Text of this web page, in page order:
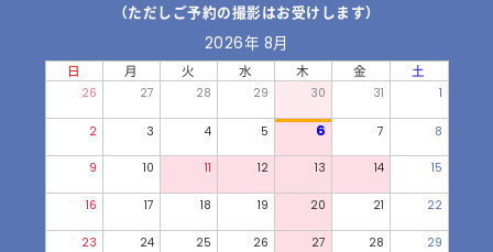
（ただしご予約の撮影はお受けします）
2026年 8月
日 月 火 水 木 金 土
26 27 28 29 30 31 1
2 3 4 5 6 7 8
9 10 11 12 13 14 15
16 17 18 19 20 21 22
23 24 25 26 27 28 29